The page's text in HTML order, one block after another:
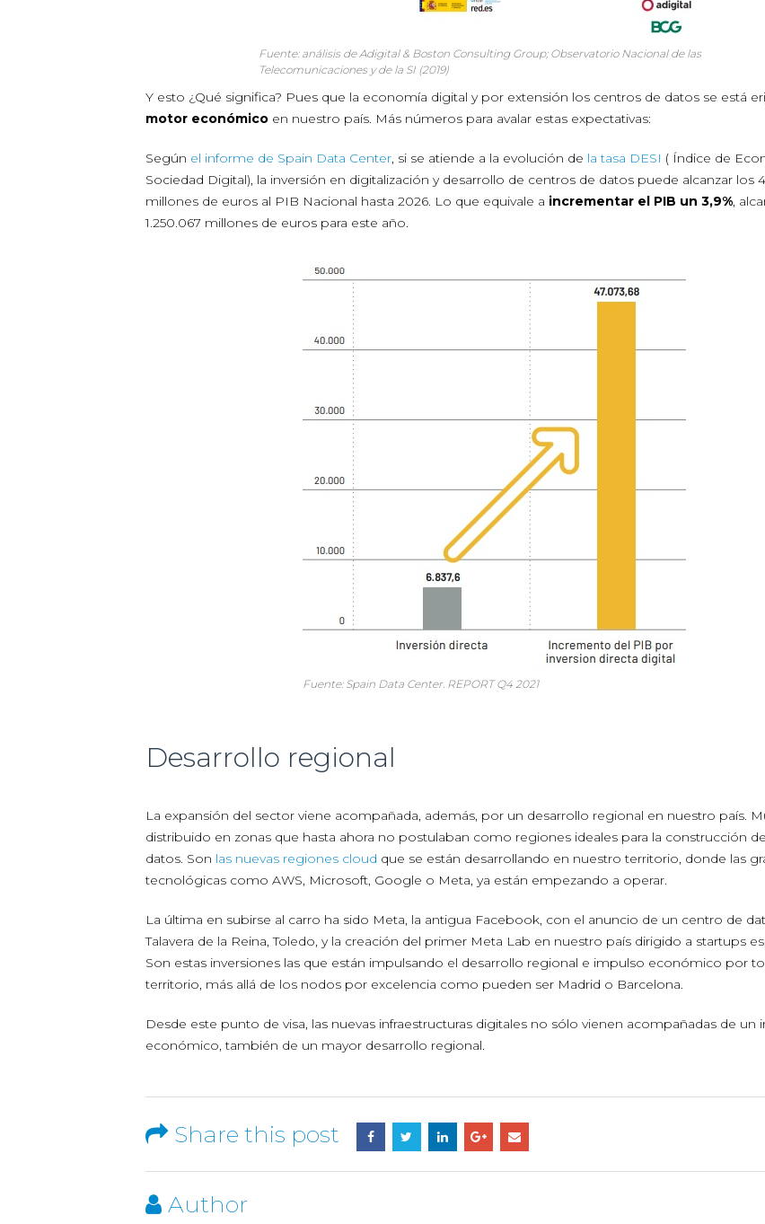
Fuente: análisis de Adigital & Boston Consulting Group; Observatorio Nacional de las
Telecomunicaciones y de la SI (2019)
Y esto ¿Qué significa? Pues que la economía digital y por extensión los centros de datos se está
motor económico en nuestro país. Más números para avalar estas expectativas:
Según el informe de Spain Data Center, si se atiende a la evolución de la tasa DESI ( Índice de
Sociedad Digital), la inversión en digitalización y desarrollo de centros de datos puede alcanzar los
millones de euros al PIB Nacional hasta 2026. Lo que equivale a incrementar el PIB un 3,9%,
1.250.067 millones de euros para este año.
Fuente: Spain Data Center. REPORT Q4 2021
Desarrollo regional
La expansión del sector viene acompañada, además, por un desarrollo regional en nuestro país.
distribuido en zonas que hasta ahora no postulaban como regiones ideales para la construcción
datos. Son las nuevas regiones cloud que se están desarrollando en nuestro territorio, donde las
tecnológicas como AWS, Microsoft, Google o Meta, ya están empezando a operar.
La última en subirse al carro ha sido Meta, la antigua Facebook, con el anuncio de un centro de
Talavera de la Reina, Toledo, y la creación del primer Meta Lab en nuestro país dirigido a startups
Son estas inversiones las que están impulsando el desarrollo regional e impulso económico por
territorio, más allá de los nodos por excelencia como pueden ser Madrid o Barcelona.
Desde este punto de visa, las nuevas infraestructuras digitales no sólo vienen acompañadas de un
económico, también de un mayor desarrollo regional.
Share this post
Author